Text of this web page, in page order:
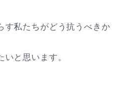
す私たちがどう抗うべきか
と思います。